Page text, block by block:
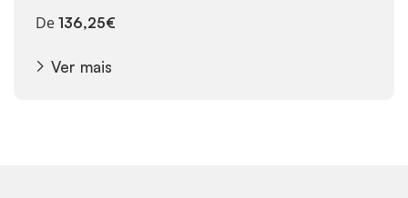
De 136,25€
Ver mais